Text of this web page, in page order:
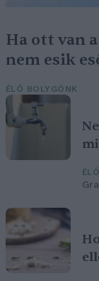
Ha ott van
nem esik
ÉLŐ BOLYGÓNK